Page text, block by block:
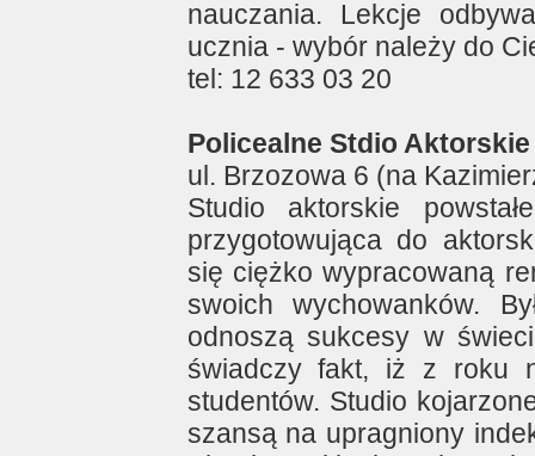
nauczania. Lekcje
ucznia - wybór należy do
tel: 12 633 03 20
Policealne Stdio Aktorskie
ul. Brzozowa 6 (na
Studio aktorskie
przygotowująca do
się ciężko wypracowaną
swoich wychowanków.
odnoszą sukcesy w
świadczy fakt, iż z roku
studentów. Studio
szansą na upragniony